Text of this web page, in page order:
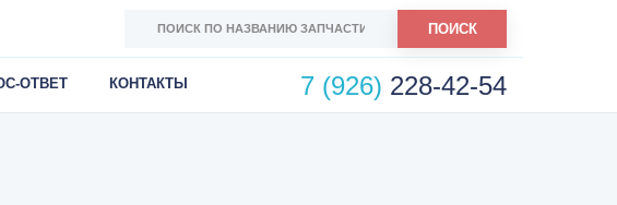
ПОИСК
ОТВЕТ КОНТАКТЫ 7 (926) 228-42-54